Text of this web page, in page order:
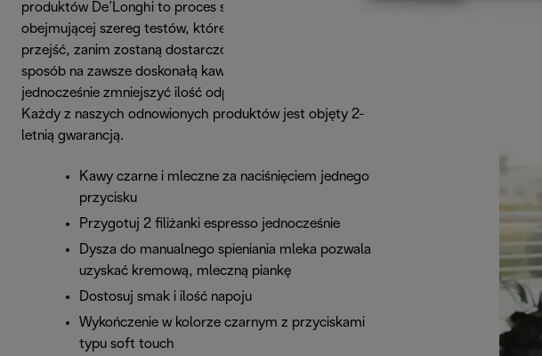
produktów De’Longhi to proces skrupulatnej renowacji
obejmującej szereg testów, które urządzenia muszą
przejść, zanim zostaną dostarczone do klienta. To idealny
sposób na zawsze doskonałą kawę, który pozwala
jednocześnie zmniejszyć ilość odpadów.
Każdy z naszych odnowionych produktów jest objęty 2-
letnią gwarancją.
Kawy czarne i mleczne za naciśnięciem jednego
przycisku
Przygotuj 2 filiżanki espresso jednocześnie
Dysza do manualnego spieniania mleka pozwala
uzyskać kremową, mleczną piankę
Dostosuj smak i ilość napoju
Wykończenie w kolorze czarnym z przyciskami
typu soft touch